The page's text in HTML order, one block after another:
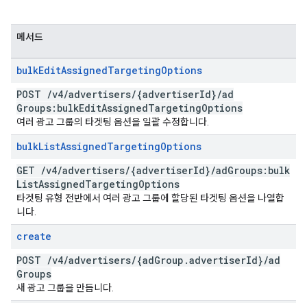
메서드
bulkEditAssignedTargetingOptions
POST /v4/advertisers/{advertiserId}/ad
Groups:bulkEditAssignedTargetingOptions
여러 광고 그룹의 타겟팅 옵션을 일괄 수정합니다.
bulkListAssignedTargetingOptions
GET /v4/advertisers/{advertiserId}/adGroups:bulk
ListAssignedTargetingOptions
타겟팅 유형 전반에서 여러 광고 그룹에 할당된 타겟팅 옵션을 나열합
니다.
create
POST /v4/advertisers/{adGroup .advertiserId}/ad
Groups
새 광고 그룹을 만듭니다.